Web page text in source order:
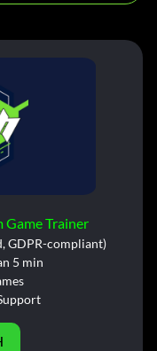
Game Trainer
GDPR-compliant)
5 min